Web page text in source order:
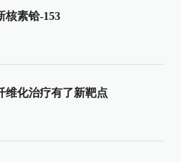
核素铪-153
维化治疗有了新靶点